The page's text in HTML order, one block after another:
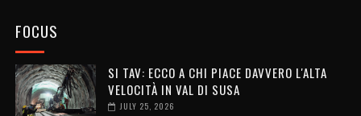
FOCUS
SI TAV: ECCO A CHI PIACE DAVVERO L'ALTA
VELOCITÀ IN VAL DI SUSA
JULY 25, 2026